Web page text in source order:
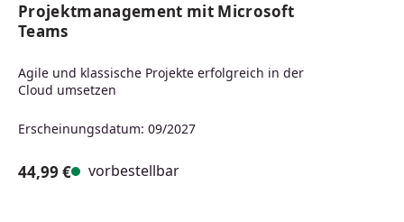
Projektmanagement mit Microsoft
Teams
Agile und klassische Projekte erfolgreich in der
Cloud umsetzen
Erscheinungsdatum: 09/2027
44,99 € vorbestellbar